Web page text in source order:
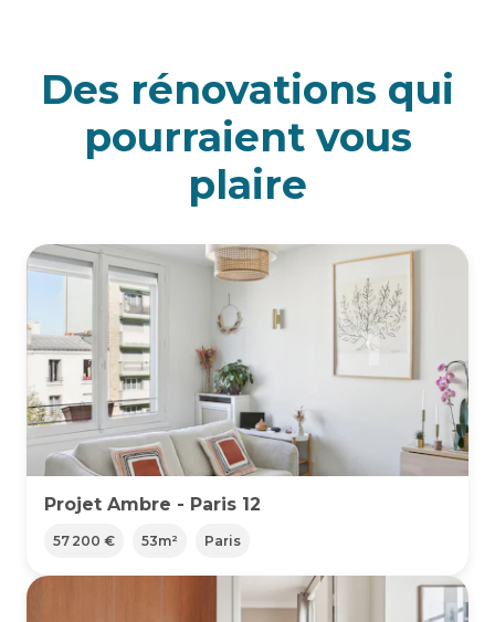
Des rénovations qui
pourraient vous
plaire
Projet Ambre - Paris 12
57 200 € 53m² Paris